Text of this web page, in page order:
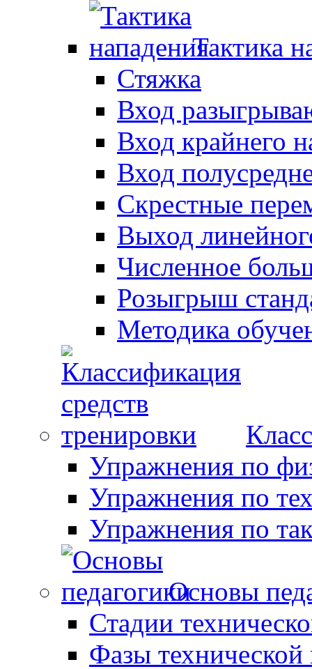
Тактика
Стяжка
Вход
Вход крайнего
Вход
Скрестные
Выход
Численное
Розыгрыш
Методика
Упражнения по
Упражнения по
Упражнения по
Основы
Стадии
Фазы технической